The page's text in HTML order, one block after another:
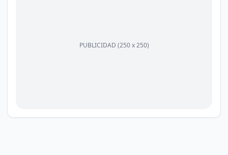
PUBLICIDAD (250 x 250)